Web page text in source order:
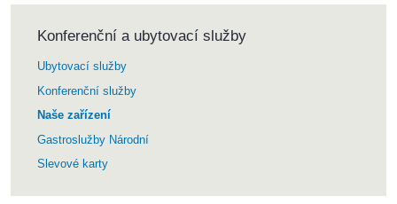
Konferenční a ubytovací služby
Ubytovací služby
Konferenční služby
Naše zařízení
Gastroslužby Národní
Slevové karty